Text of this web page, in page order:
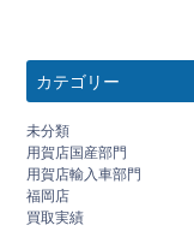
カテゴリー
未分類
用賀店国産部門
用賀店輸入車部門
福岡店
買取実績